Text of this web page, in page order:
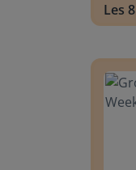
Les 8